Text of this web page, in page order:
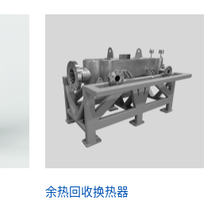
余热回收换热器